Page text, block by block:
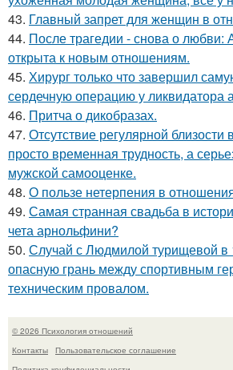
43. Главный запрет для женщин в
44. После трагедии - снова о любви:
открыта к новым отношениям.
45. Хирург только что завершил
сердечную операцию у ликвидатора
46. Притча о дикобразах.
47. Отсутствие регулярной близости
просто временная трудность, а
мужской самооценке.
48. О пользе нетерпения в
49. Самая странная свадьба в
чета арнольфини?
50. Случай с Людмилой турищевой в
опасную грань между спортивным
техническим провалом.
© 2026 Психология отношений
Контакты
Пользовательское соглашение